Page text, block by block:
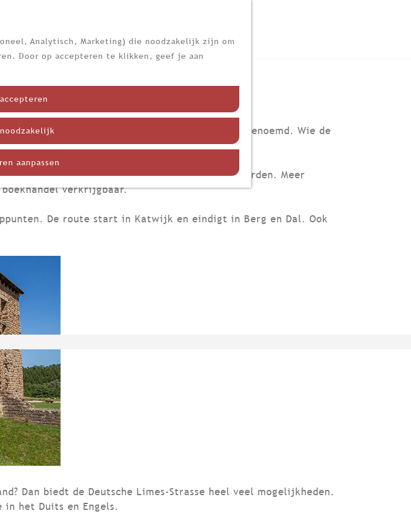
Analytisch, Marketing) die noodzakelijk zijn om
Door op accepteren te klikken, geef je aan
aanpassen
op vele plekken. Hieronder vind je de meeste genoemd. Wie de
doen.
Dal of van Berg en Dal naar Katwijk gelopen worden. Meer
verkrijgbaar.
De route start in Katwijk en eindigt in Berg en Dal. Ook
Dan biedt de Deutsche Limes-Strasse heel veel mogelijkheden.
het Duits en Engels.